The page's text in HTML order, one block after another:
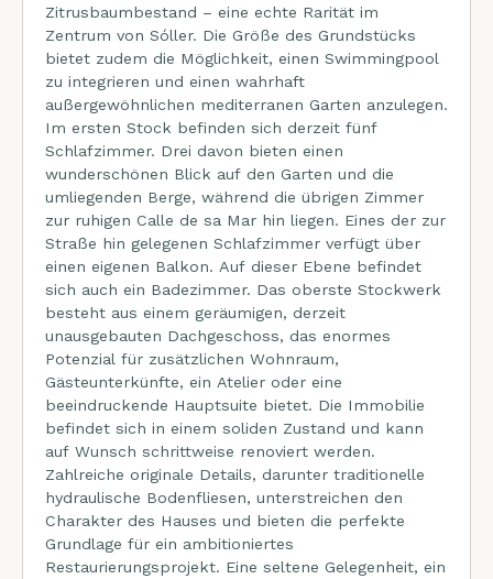
Zitrusbaumbestand – eine echte Rarität im
Zentrum von Sóller. Die Größe des Grundstücks
bietet zudem die Möglichkeit, einen Swimmingpool
zu integrieren und einen wahrhaft
außergewöhnlichen mediterranen Garten anzulegen.
Im ersten Stock befinden sich derzeit fünf
Schlafzimmer. Drei davon bieten einen
wunderschönen Blick auf den Garten und die
umliegenden Berge, während die übrigen Zimmer
zur ruhigen Calle de sa Mar hin liegen. Eines der zur
Straße hin gelegenen Schlafzimmer verfügt über
einen eigenen Balkon. Auf dieser Ebene befindet
sich auch ein Badezimmer. Das oberste Stockwerk
besteht aus einem geräumigen, derzeit
unausgebauten Dachgeschoss, das enormes
Potenzial für zusätzlichen Wohnraum,
Gästeunterkünfte, ein Atelier oder eine
beeindruckende Hauptsuite bietet. Die Immobilie
befindet sich in einem soliden Zustand und kann
auf Wunsch schrittweise renoviert werden.
Zahlreiche originale Details, darunter traditionelle
hydraulische Bodenfliesen, unterstreichen den
Charakter des Hauses und bieten die perfekte
Grundlage für ein ambitioniertes
Restaurierungsprojekt. Eine seltene Gelegenheit, ein